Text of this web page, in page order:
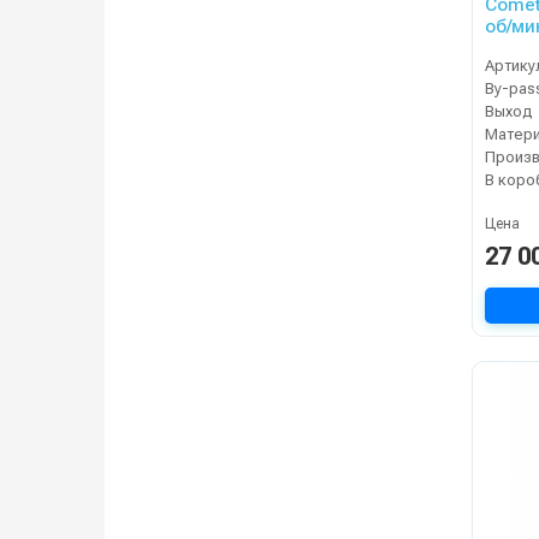
об/
By-
Выход
В
Цена
27